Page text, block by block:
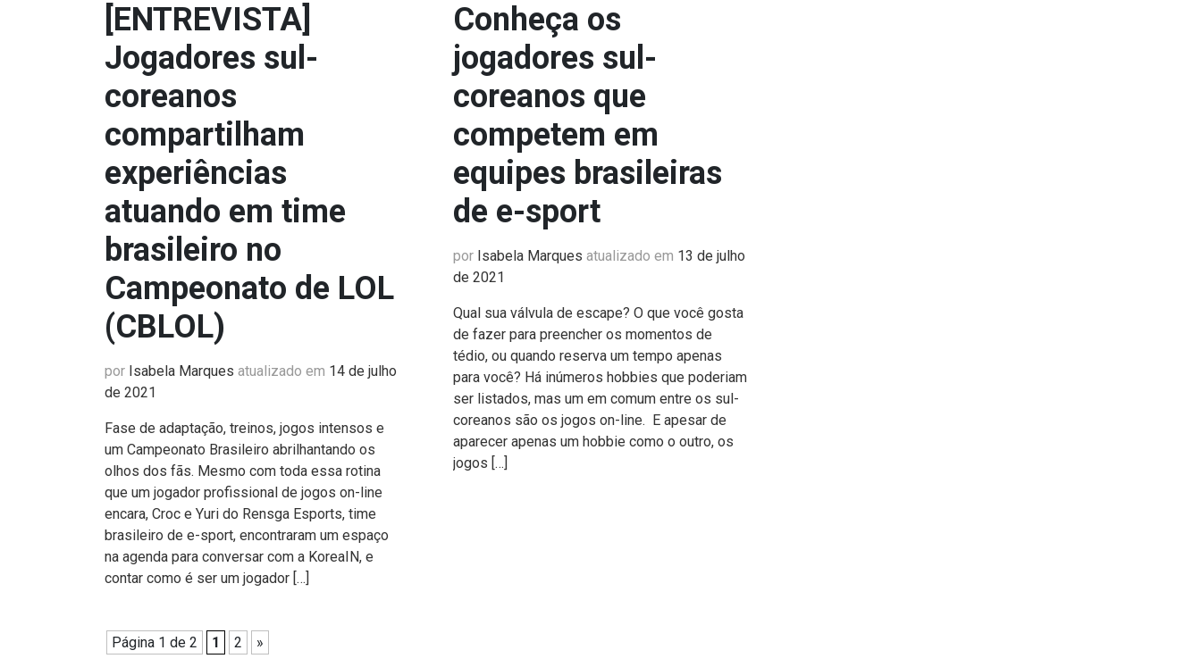
[ENTREVISTA]
Jogadores sul-
coreanos
compartilham
experiências
atuando em time
brasileiro no
Campeonato de LOL
(CBLOL)
por Isabela Marques atualizado em 14 de julho
de 2021
Fase de adaptação, treinos, jogos intensos e
um Campeonato Brasileiro abrilhantando os
olhos dos fãs. Mesmo com toda essa rotina
que um jogador profissional de jogos on-line
encara, Croc e Yuri do Rensga Esports, time
brasileiro de e-sport, encontraram um espaço
na agenda para conversar com a KoreaIN, e
contar como é ser um jogador […]
Conheça os
jogadores sul-
coreanos que
competem em
equipes brasileiras
de e-sport
por Isabela Marques atualizado em 13 de julho
de 2021
Qual sua válvula de escape? O que você gosta
de fazer para preencher os momentos de
tédio, ou quando reserva um tempo apenas
para você? Há inúmeros hobbies que poderiam
ser listados, mas um em comum entre os sul-
coreanos são os jogos on-line. E apesar de
aparecer apenas um hobbie como o outro, os
jogos […]
Página 1 de 2 1 2 »